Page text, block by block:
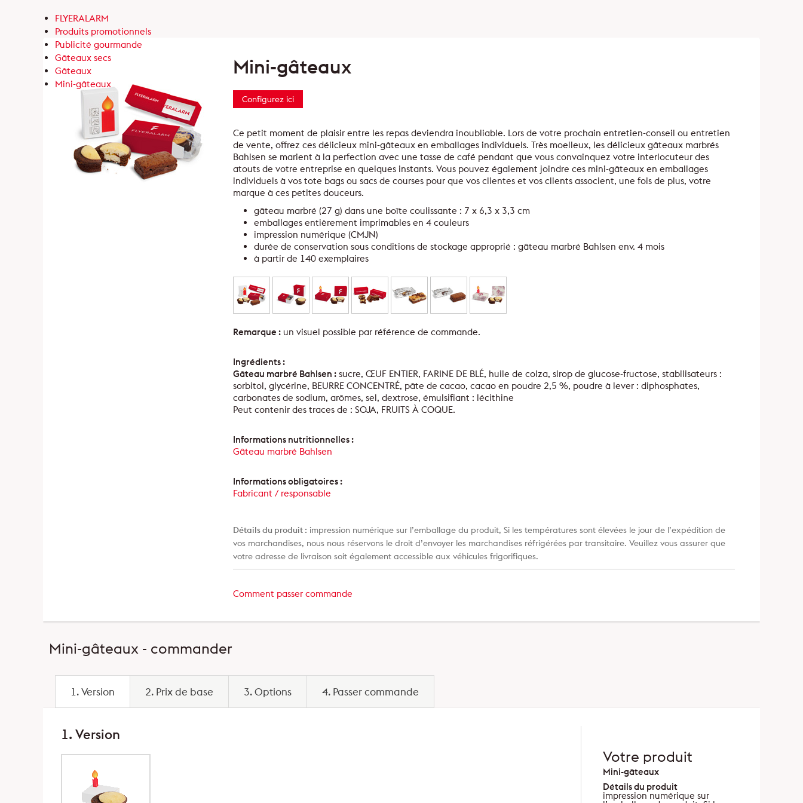
FLYERALARM
Produits promotionnels
Publicité gourmande
Gâteaux secs
Gâteaux
Mini-gâteaux
Mini-gâteaux
Configurez ici
Ce petit moment de plaisir entre les repas deviendra inoubliable. Lors de votre prochain entretien-conseil ou entretien
de vente, offrez ces délicieux mini-gâteaux en emballages individuels. Très moelleux, les délicieux gâteaux marbrés
Bahlsen se marient à la perfection avec une tasse de café pendant que vous convainquez votre interlocuteur des
atouts de votre entreprise en quelques instants. Vous pouvez également joindre ces mini-gâteaux en emballages
individuels à vos tote bags ou sacs de courses pour que vos clientes et vos clients associent, une fois de plus, votre
marque à ces petites douceurs.
gâteau marbré (27 g) dans une boîte coulissante : 7 x 6,3 x 3,3 cm
emballages entièrement imprimables en 4 couleurs
impression numérique (CMJN)
durée de conservation sous conditions de stockage approprié : gâteau marbré Bahlsen env. 4 mois
à partir de 140 exemplaires
Remarque : un visuel possible par référence de commande.
Ingrédients :
Gâteau marbré Bahlsen : sucre, ŒUF ENTIER, FARINE DE BLÉ, huile de colza, sirop de glucose-fructose, stabilisateurs :
sorbitol, glycérine, BEURRE CONCENTRÉ, pâte de cacao, cacao en poudre 2,5 %, poudre à lever : diphosphates,
carbonates de sodium, arômes, sel, dextrose, émulsifiant : lécithine
Peut contenir des traces de : SOJA, FRUITS À COQUE.
Informations nutritionnelles :
Gâteau marbré Bahlsen
Informations obligatoires :
Fabricant / responsable
Détails du produit : impression numérique sur l’emballage du produit, Si les températures sont élevées le jour de l’expédition de
vos marchandises, nous nous réservons le droit d’envoyer les marchandises réfrigérées par transitaire. Veuillez vous assurer que
votre adresse de livraison soit également accessible aux véhicules frigorifiques.
Comment passer commande
Mini-gâteaux - commander
1. Version 2. Prix de base 3. Options 4. Passer commande
1. Version
Votre produit
Mini-gâteaux
Détails du produit
impression numérique sur